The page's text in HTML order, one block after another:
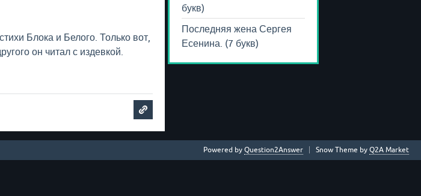
Блока и Белого. Только вот,
он читал с издевкой.
букв)
Последняя жена Сергея
Есенина. (7 букв)
Snow Theme by Q2A Market
Powered by Question2Answer